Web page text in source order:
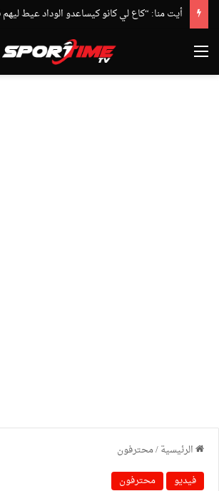
القائمة
الرئيسية/محترفون
فيديو
محترفون